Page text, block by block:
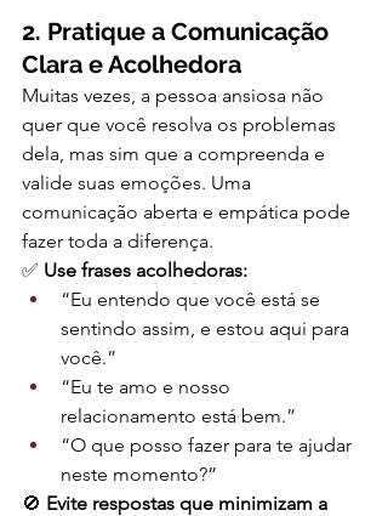
2. Pratique a Comunicação
Clara e Acolhedora
Muitas vezes, a pessoa ansiosa não
quer que você resolva os problemas
dela, mas sim que a compreenda e
valide suas emoções. Uma
comunicação aberta e empática pode
fazer toda a diferença.
✅ Use frases acolhedoras:
“Eu entendo que você está se
sentindo assim, e estou aqui para
você.”
“Eu te amo e nosso
relacionamento está bem.”
“O que posso fazer para te ajudar
neste momento?”
🚫 Evite respostas que minimizam a